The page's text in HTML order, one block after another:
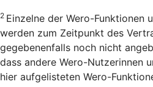
2 Einzelne der Wero-Funktionen
werden zum Zeitpunkt des
gegebenenfalls noch nicht
dass andere Wero-Nutzerinnen
hier aufgelisteten Wero-